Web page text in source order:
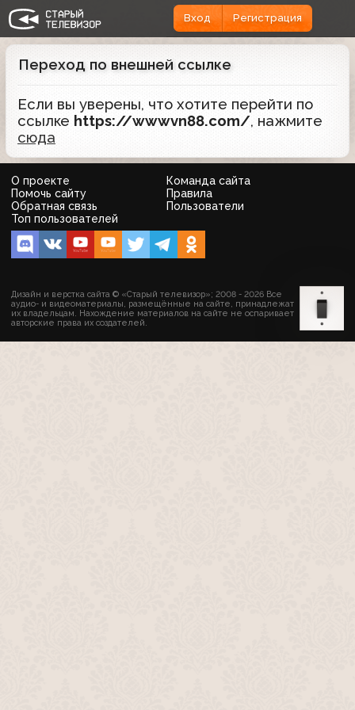
Вход Регистрация
Переход по внешней ссылке
Если вы уверены, что хотите перейти по
ссылке https://wwwvn88.com/, нажмите
сюда
О проекте
Команда сайта
Помочь сайту
Правила
Обратная связь
Пользователи
Топ пользователей
Дизайн и верстка сайта © «Старый телевизор»; 2008 - 2026 Все
аудио- и видеоматериалы, размещённые на сайте, принадлежат
их владельцам. Нахождение материалов на сайте не оспаривает
авторские права их создателей.